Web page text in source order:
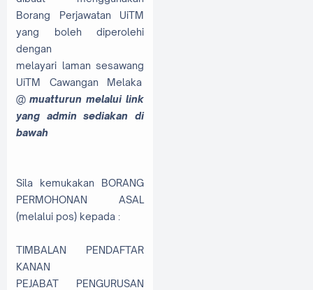
Borang Perjawatan UiTM
yang boleh diperolehi
dengan
melayari laman sesawang
UiTM Cawangan Melaka
@ muatturun melalui link
yang admin sediakan di
bawah
Sila kemukakan BORANG
PERMOHONAN ASAL
(melalui pos) kepada :
TIMBALAN PENDAFTAR
KANAN
PEJABAT PENGURUSAN